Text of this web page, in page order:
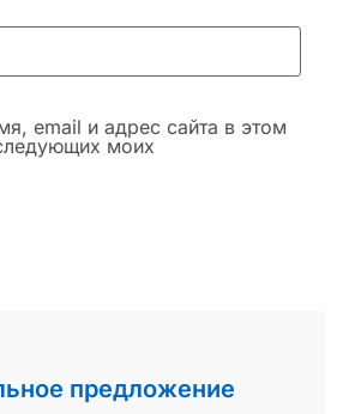
email и адрес сайта в этом
моих
предложение